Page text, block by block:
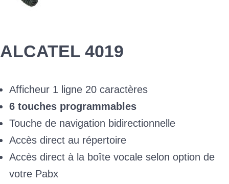
ALCATEL 4019
Afficheur 1 ligne 20 caractères
6 touches programmables
Touche de navigation bidirectionnelle
Accès direct au répertoire
Accès direct à la boîte vocale selon option de
votre Pabx